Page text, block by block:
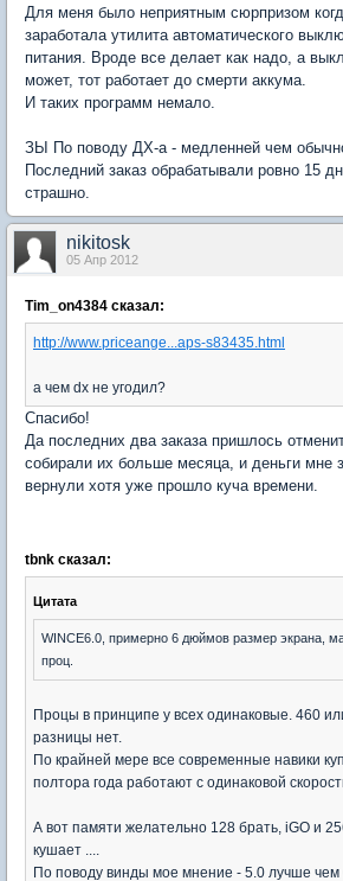
Для меня было неприятным сюрпризом
заработала утилита автоматического
питания. Вроде все делает как надо, а
может, тот работает до смерти аккума.
И таких программ немало.
ЗЫ По поводу ДХ-а - медленней чем
Последний заказ обрабатывали ровно 15
страшно.
nikitosk
05 Апр 2012
Tim_on4384 сказал:
http://www.priceange...aps-s83435.html
а чем dx не угодил?
Спасибо!
Да последних два заказа пришлось
собирали их больше месяца, и деньги мне
вернули хотя уже прошло куча времени.
tbnk сказал:
Цитата
WINCE6.0, примерно 6 дюймов размер экрана,
проц.
Процы в принципе у всех одинаковые. 460
разницы нет.
По крайней мере все современные навики
полтора года работают с одинаковой
А вот памяти желательно 128 брать, iGO и
кушает ....
По поводу винды мое мнение - 5.0 лучше чем